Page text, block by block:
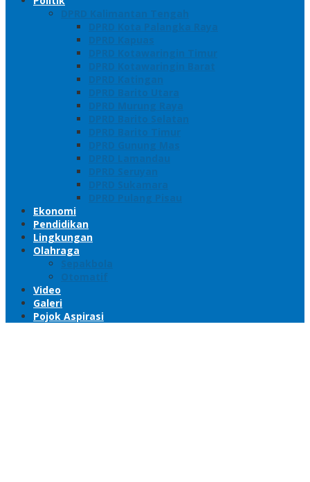
DPRD Kalimantan Tengah
DPRD Kota Palangka Raya
DPRD Kapuas
DPRD Kotawaringin Timur
DPRD Kotawaringin Barat
DPRD Katingan
DPRD Barito Utara
DPRD Murung Raya
DPRD Barito Selatan
DPRD Barito Timur
DPRD Gunung Mas
DPRD Lamandau
DPRD Seruyan
DPRD Sukamara
DPRD Pulang Pisau
Ekonomi
Pendidikan
Lingkungan
Olahraga
Sepakbola
Otomatif
Video
Galeri
Pojok Aspirasi